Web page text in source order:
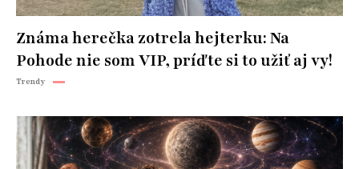
Známa herečka zotrela hejterku: Na
Pohode nie som VIP, príďte si to užiť aj vy!
Trendy